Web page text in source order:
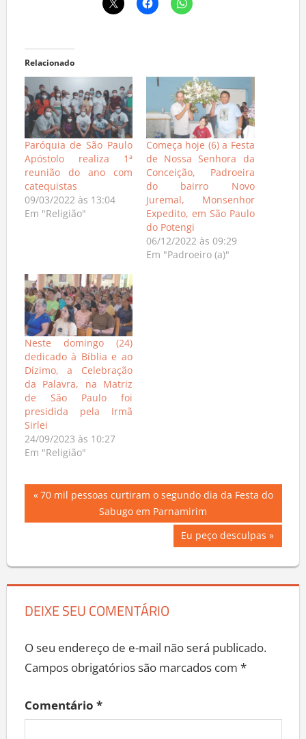
Relacionado
Paróquia de São Paulo
Apóstolo realiza 1ª
reunião do ano com
catequistas
09/03/2022 às 13:04
Em "Religião"
Começa hoje (6) a Festa
de Nossa Senhora da
Conceição, Padroeira
do bairro Novo
Juremal, Monsenhor
Expedito, em São Paulo
do Potengi
06/12/2022 às 09:29
Em "Padroeiro (a)"
Neste domingo (24)
dedicado à Bíblia e ao
Dízimo, a Celebração
da Palavra, na Matriz
de São Paulo foi
presidida pela Irmã
Sirlei
24/09/2023 às 10:27
Em "Religião"
Navegação
de
Previous
70 mil pessoas curtiram o segundo dia da Festa do
Sabugo em Parnamirim
Next
Eu peço desculpas
DEIXE SEU COMENTÁRIO
O seu endereço de e-mail não será publicado.
Campos obrigatórios são marcados com *
Comentário *